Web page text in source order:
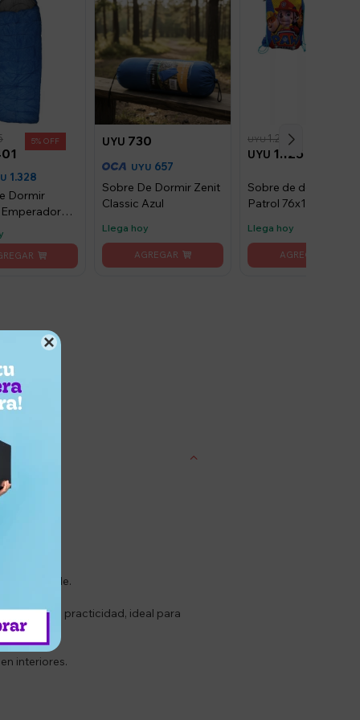

5
1.328
Dormir
UYU 730
UYU 657
Sobre De Dormir Zenit
Classic Azul
Llega hoy
UYU 1.125
UYU1.250
Sobre de dormir Paw
Patrol 76x137cm -
Llega hoy
increible.
y practicidad, ideal para
interiores.